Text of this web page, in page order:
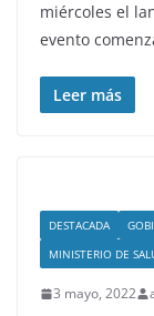
miércoles el
evento
Leer más
DESTACADA
MINISTERIO DE
3 mayo, 2022